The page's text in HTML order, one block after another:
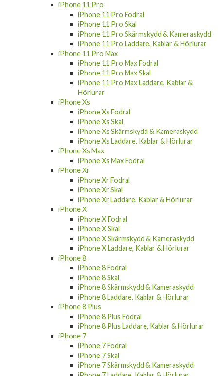
iPhone 11 Pro
iPhone 11 Pro Fodral
iPhone 11 Pro Skal
iPhone 11 Pro Skärmskydd & Kameraskydd
iPhone 11 Pro Laddare, Kablar & Hörlurar
iPhone 11 Pro Max
iPhone 11 Pro Max Fodral
iPhone 11 Pro Max Skal
iPhone 11 Pro Max Laddare, Kablar &
Hörlurar
iPhone Xs
iPhone Xs Fodral
iPhone Xs Skal
iPhone Xs Skärmskydd & Kameraskydd
iPhone Xs Laddare, Kablar & Hörlurar
iPhone Xs Max
iPhone Xs Max Fodral
iPhone Xr
iPhone Xr Fodral
iPhone Xr Skal
iPhone Xr Laddare, Kablar & Hörlurar
iPhone X
iPhone X Fodral
iPhone X Skal
iPhone X Skärmskydd & Kameraskydd
iPhone X Laddare, Kablar & Hörlurar
iPhone 8
iPhone 8 Fodral
iPhone 8 Skal
iPhone 8 Skärmskydd & Kameraskydd
iPhone 8 Laddare, Kablar & Hörlurar
iPhone 8 Plus
iPhone 8 Plus Fodral
iPhone 8 Plus Laddare, Kablar & Hörlurar
iPhone 7
iPhone 7 Fodral
iPhone 7 Skal
iPhone 7 Skärmskydd & Kameraskydd